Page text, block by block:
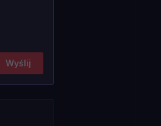
Wyślij